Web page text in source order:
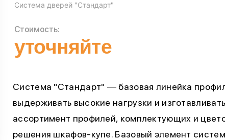
Система дверей "Стандарт"
Стоимость:
уточняйте
Система "Стандарт" — базовая линейка
выдерживать высокие нагрузки и
ассортимент профилей, комплектующих и
решения шкафов-купе. Базовый элемент